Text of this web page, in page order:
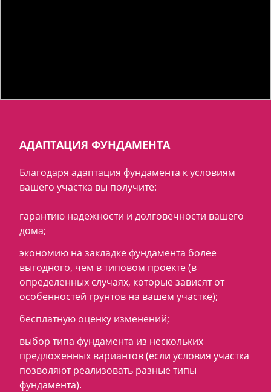
АДАПТАЦИЯ ФУНДАМЕНТА
Благодаря адаптация фундамента к условиям
вашего участка вы получите:
гарантию надежности и долговечности вашего
дома;
экономию на закладке фундамента более
выгодного, чем в типовом проекте (в
определенных случаях, которые зависят от
особенностей грунтов на вашем участке);
бесплатную оценку изменений;
выбор типа фундамента из нескольких
предложенных вариантов (если условия участка
позволяют реализовать разные типы
фундамента).